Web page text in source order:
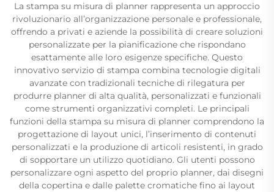
La stampa su misura di planner rappresenta un approccio
rivoluzionario all’organizzazione personale e professionale,
offrendo a privati e aziende la possibilità di creare soluzioni
personalizzate per la pianificazione che rispondano
esattamente alle loro esigenze specifiche. Questo
innovativo servizio di stampa combina tecnologie digitali
avanzate con tradizionali tecniche di rilegatura per
produrre planner di alta qualità, personalizzati e funzionali
come strumenti organizzativi completi. Le principali
funzioni della stampa su misura di planner comprendono la
progettazione di layout unici, l’inserimento di contenuti
personalizzati e la produzione di articoli resistenti, in grado
di sopportare un utilizzo quotidiano. Gli utenti possono
personalizzare ogni aspetto del proprio planner, dai disegni
della copertina e dalle palette cromatiche fino ai layout